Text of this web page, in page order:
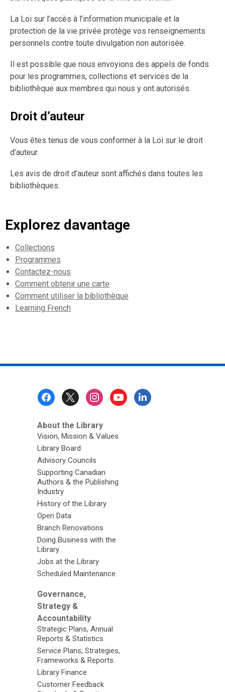
La Loi sur l’accès à l’information municipale et la
protection de la vie privée protège vos renseignements
personnels contre toute divulgation non autorisée.
Il est possible que nous envoyions des appels de fonds
pour les programmes, collections et services de la
bibliothèque aux membres qui nous y ont autorisés.
Droit d’auteur
Vous êtes tenus de vous conformer à la Loi sur le droit
d’auteur.
Les avis de droit d’auteur sont affichés dans toutes les
bibliothèques.
Explorez davantage
Collections
Programmes
Contactez-nous
Comment obtenir une carte
Comment utiliser la bibliothèque
Learning French
About the Library
Vision, Mission & Values
Library Board
Advisory Councils
Supporting Canadian
Authors & the Publishing
Industry
History of the Library
Open Data
Branch Renovations
Doing Business with the
Library
Jobs at the Library
Scheduled Maintenance
Governance,
Strategy &
Accountability
Strategic Plans, Annual
Reports & Statistics
Service Plans, Strategies,
Frameworks & Reports
Library Finance
Customer Feedback